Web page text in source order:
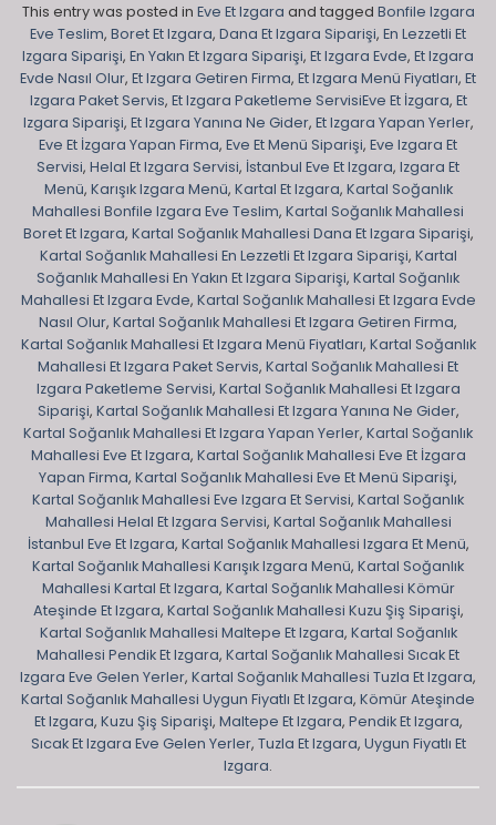
This entry was posted in Eve Et Izgara and tagged Bonfile Izgara
Eve Teslim, Boret Et Izgara, Dana Et Izgara Siparişi, En Lezzetli Et
Izgara Siparişi, En Yakın Et Izgara Siparişi, Et Izgara Evde, Et Izgara
Evde Nasıl Olur, Et Izgara Getiren Firma, Et Izgara Menü Fiyatları, Et
Izgara Paket Servis, Et Izgara Paketleme ServisiEve Et İzgara, Et
Izgara Siparişi, Et Izgara Yanına Ne Gider, Et Izgara Yapan Yerler,
Eve Et İzgara Yapan Firma, Eve Et Menü Siparişi, Eve Izgara Et
Servisi, Helal Et Izgara Servisi, İstanbul Eve Et Izgara, Izgara Et
Menü, Karışık Izgara Menü, Kartal Et Izgara, Kartal Soğanlık
Mahallesi Bonfile Izgara Eve Teslim, Kartal Soğanlık Mahallesi
Boret Et Izgara, Kartal Soğanlık Mahallesi Dana Et Izgara Siparişi,
Kartal Soğanlık Mahallesi En Lezzetli Et Izgara Siparişi, Kartal
Soğanlık Mahallesi En Yakın Et Izgara Siparişi, Kartal Soğanlık
Mahallesi Et Izgara Evde, Kartal Soğanlık Mahallesi Et Izgara Evde
Nasıl Olur, Kartal Soğanlık Mahallesi Et Izgara Getiren Firma,
Kartal Soğanlık Mahallesi Et Izgara Menü Fiyatları, Kartal Soğanlık
Mahallesi Et Izgara Paket Servis, Kartal Soğanlık Mahallesi Et
Izgara Paketleme Servisi, Kartal Soğanlık Mahallesi Et Izgara
Siparişi, Kartal Soğanlık Mahallesi Et Izgara Yanına Ne Gider,
Kartal Soğanlık Mahallesi Et Izgara Yapan Yerler, Kartal Soğanlık
Mahallesi Eve Et Izgara, Kartal Soğanlık Mahallesi Eve Et İzgara
Yapan Firma, Kartal Soğanlık Mahallesi Eve Et Menü Siparişi,
Kartal Soğanlık Mahallesi Eve Izgara Et Servisi, Kartal Soğanlık
Mahallesi Helal Et Izgara Servisi, Kartal Soğanlık Mahallesi
İstanbul Eve Et Izgara, Kartal Soğanlık Mahallesi Izgara Et Menü,
Kartal Soğanlık Mahallesi Karışık Izgara Menü, Kartal Soğanlık
Mahallesi Kartal Et Izgara, Kartal Soğanlık Mahallesi Kömür
Ateşinde Et Izgara, Kartal Soğanlık Mahallesi Kuzu Şiş Siparişi,
Kartal Soğanlık Mahallesi Maltepe Et Izgara, Kartal Soğanlık
Mahallesi Pendik Et Izgara, Kartal Soğanlık Mahallesi Sıcak Et
Izgara Eve Gelen Yerler, Kartal Soğanlık Mahallesi Tuzla Et Izgara,
Kartal Soğanlık Mahallesi Uygun Fiyatlı Et Izgara, Kömür Ateşinde
Et Izgara, Kuzu Şiş Siparişi, Maltepe Et Izgara, Pendik Et Izgara,
Sıcak Et Izgara Eve Gelen Yerler, Tuzla Et Izgara, Uygun Fiyatlı Et
Izgara.